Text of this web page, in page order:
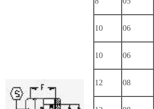
10 06
10 06
12 08